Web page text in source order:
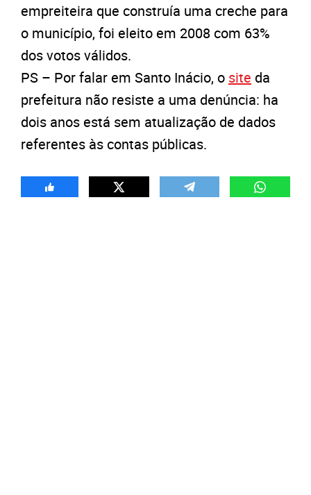
empreiteira que construía uma creche para
o município, foi eleito em 2008 com 63%
dos votos válidos.
PS – Por falar em Santo Inácio, o site da
prefeitura não resiste a uma denúncia: ha
dois anos está sem atualização de dados
referentes às contas públicas.